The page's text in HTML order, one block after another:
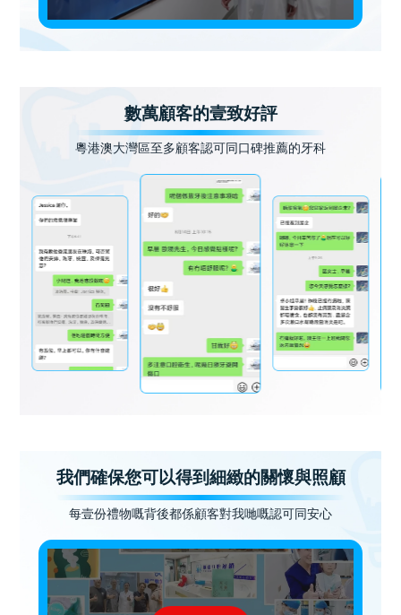
數萬顧客的壹致好評
粵港澳大灣區至多顧客認可同口碑推薦的牙科
我們確保您可以得到細緻的關懷與照顧
每壹份禮物嘅背後都係顧客對我哋嘅認可同安心